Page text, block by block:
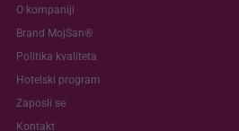
O kompaniji
Brand MojSan®
Politika kvaliteta
Hotelski program
Zaposli se
Kontakt